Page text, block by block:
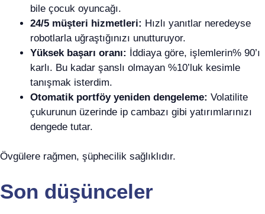
bile çocuk oyuncağı.
24/5 müşteri hizmetleri: Hızlı yanıtlar neredeyse
robotlarla uğraştığınızı unutturuyor.
Yüksek başarı oranı: İddiaya göre, işlemlerin% 90’ı
karlı. Bu kadar şanslı olmayan %10’luk kesimle
tanışmak isterdim.
Otomatik portföy yeniden dengeleme: Volatilite
çukurunun üzerinde ip cambazı gibi yatırımlarınızı
dengede tutar.
Övgülere rağmen, şüphecilik sağlıklıdır.
Son düşünceler